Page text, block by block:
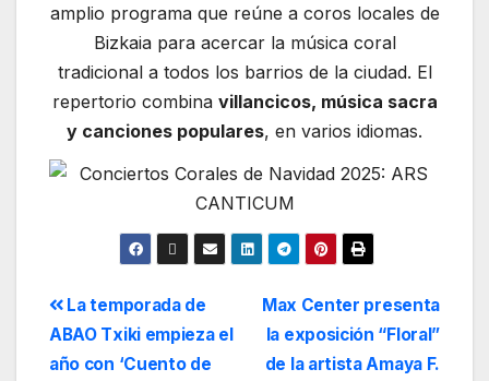
amplio programa que reúne a coros locales de
Bizkaia para acercar la música coral
tradicional a todos los barrios de la ciudad. El
repertorio combina villancicos, música sacra
y canciones populares, en varios idiomas.
Max Center presenta
la exposición “Floral”
de la artista Amaya F.
La temporada de
ABAO Txiki empieza el
año con ‘Cuento de